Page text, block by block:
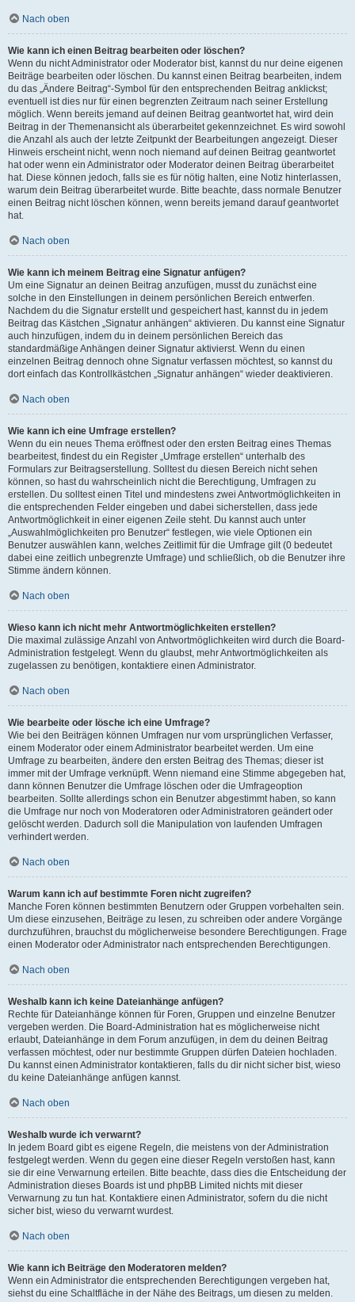
Nach oben
Wie kann ich einen Beitrag bearbeiten oder löschen?
Wenn du nicht Administrator oder Moderator bist, kannst du nur deine eigenen
Beiträge bearbeiten oder löschen. Du kannst einen Beitrag bearbeiten, indem
du das „Ändere Beitrag“-Symbol für den entsprechenden Beitrag anklickst;
eventuell ist dies nur für einen begrenzten Zeitraum nach seiner Erstellung
möglich. Wenn bereits jemand auf deinen Beitrag geantwortet hat, wird dein
Beitrag in der Themenansicht als überarbeitet gekennzeichnet. Es wird sowohl
die Anzahl als auch der letzte Zeitpunkt der Bearbeitungen angezeigt. Dieser
Hinweis erscheint nicht, wenn noch niemand auf deinen Beitrag geantwortet
hat oder wenn ein Administrator oder Moderator deinen Beitrag überarbeitet
hat. Diese können jedoch, falls sie es für nötig halten, eine Notiz hinterlassen,
warum dein Beitrag überarbeitet wurde. Bitte beachte, dass normale Benutzer
einen Beitrag nicht löschen können, wenn bereits jemand darauf geantwortet
hat.
Nach oben
Wie kann ich meinem Beitrag eine Signatur anfügen?
Um eine Signatur an deinen Beitrag anzufügen, musst du zunächst eine
solche in den Einstellungen in deinem persönlichen Bereich entwerfen.
Nachdem du die Signatur erstellt und gespeichert hast, kannst du in jedem
Beitrag das Kästchen „Signatur anhängen“ aktivieren. Du kannst eine Signatur
auch hinzufügen, indem du in deinem persönlichen Bereich das
standardmäßige Anhängen deiner Signatur aktivierst. Wenn du einen
einzelnen Beitrag dennoch ohne Signatur verfassen möchtest, so kannst du
dort einfach das Kontrollkästchen „Signatur anhängen“ wieder deaktivieren.
Nach oben
Wie kann ich eine Umfrage erstellen?
Wenn du ein neues Thema eröffnest oder den ersten Beitrag eines Themas
bearbeitest, findest du ein Register „Umfrage erstellen“ unterhalb des
Formulars zur Beitragserstellung. Solltest du diesen Bereich nicht sehen
können, so hast du wahrscheinlich nicht die Berechtigung, Umfragen zu
erstellen. Du solltest einen Titel und mindestens zwei Antwortmöglichkeiten in
die entsprechenden Felder eingeben und dabei sicherstellen, dass jede
Antwortmöglichkeit in einer eigenen Zeile steht. Du kannst auch unter
„Auswahlmöglichkeiten pro Benutzer“ festlegen, wie viele Optionen ein
Benutzer auswählen kann, welches Zeitlimit für die Umfrage gilt (0 bedeutet
dabei eine zeitlich unbegrenzte Umfrage) und schließlich, ob die Benutzer ihre
Stimme ändern können.
Nach oben
Wieso kann ich nicht mehr Antwortmöglichkeiten erstellen?
Die maximal zulässige Anzahl von Antwortmöglichkeiten wird durch die Board-
Administration festgelegt. Wenn du glaubst, mehr Antwortmöglichkeiten als
zugelassen zu benötigen, kontaktiere einen Administrator.
Nach oben
Wie bearbeite oder lösche ich eine Umfrage?
Wie bei den Beiträgen können Umfragen nur vom ursprünglichen Verfasser,
einem Moderator oder einem Administrator bearbeitet werden. Um eine
Umfrage zu bearbeiten, ändere den ersten Beitrag des Themas; dieser ist
immer mit der Umfrage verknüpft. Wenn niemand eine Stimme abgegeben hat,
dann können Benutzer die Umfrage löschen oder die Umfrageoption
bearbeiten. Sollte allerdings schon ein Benutzer abgestimmt haben, so kann
die Umfrage nur noch von Moderatoren oder Administratoren geändert oder
gelöscht werden. Dadurch soll die Manipulation von laufenden Umfragen
verhindert werden.
Nach oben
Warum kann ich auf bestimmte Foren nicht zugreifen?
Manche Foren können bestimmten Benutzern oder Gruppen vorbehalten sein.
Um diese einzusehen, Beiträge zu lesen, zu schreiben oder andere Vorgänge
durchzuführen, brauchst du möglicherweise besondere Berechtigungen. Frage
einen Moderator oder Administrator nach entsprechenden Berechtigungen.
Nach oben
Weshalb kann ich keine Dateianhänge anfügen?
Rechte für Dateianhänge können für Foren, Gruppen und einzelne Benutzer
vergeben werden. Die Board-Administration hat es möglicherweise nicht
erlaubt, Dateianhänge in dem Forum anzufügen, in dem du deinen Beitrag
verfassen möchtest, oder nur bestimmte Gruppen dürfen Dateien hochladen.
Du kannst einen Administrator kontaktieren, falls du dir nicht sicher bist, wieso
du keine Dateianhänge anfügen kannst.
Nach oben
Weshalb wurde ich verwarnt?
In jedem Board gibt es eigene Regeln, die meistens von der Administration
festgelegt werden. Wenn du gegen eine dieser Regeln verstoßen hast, kann
sie dir eine Verwarnung erteilen. Bitte beachte, dass dies die Entscheidung der
Administration dieses Boards ist und phpBB Limited nichts mit dieser
Verwarnung zu tun hat. Kontaktiere einen Administrator, sofern du die nicht
sicher bist, wieso du verwarnt wurdest.
Nach oben
Wie kann ich Beiträge den Moderatoren melden?
Wenn ein Administrator die entsprechenden Berechtigungen vergeben hat,
siehst du eine Schaltfläche in der Nähe des Beitrags, um diesen zu melden.